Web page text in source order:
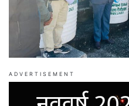
ADVERTISEMENT